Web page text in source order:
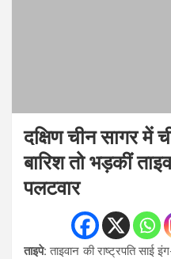
दक्षिण चीन सागर में
बारिश तो भड़कीं
पलटवार
ताइपे:ताइवान की राष्ट्रपति